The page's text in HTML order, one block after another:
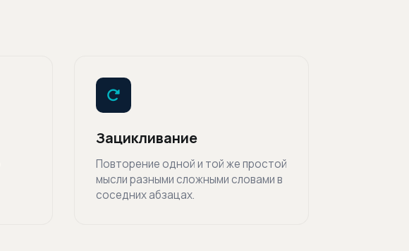
Зацикливание
Повторение одной и той же простой
мысли разными сложными словами в
соседних абзацах.